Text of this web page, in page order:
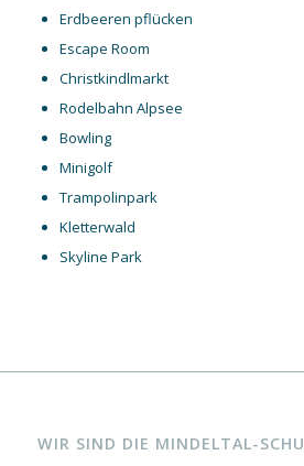
Erdbeeren pflücken
Escape Room
Christkindlmarkt
Rodelbahn Alpsee
Bowling
Minigolf
Trampolinpark
Kletterwald
Skyline Park
WIR SIND DIE MINDELTAL-